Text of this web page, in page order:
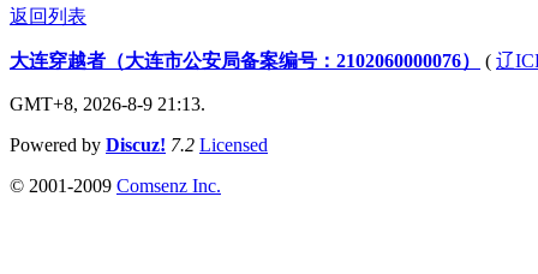
返回列表
大连穿越者（大连市公安局备案编号：2102060000076） ( 辽
GMT+8, 2026-8-9 21:13.
Powered by Discuz! 7.2 Licensed
© 2001-2009 Comsenz Inc.